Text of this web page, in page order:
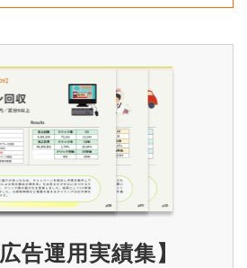
告運用実績集】